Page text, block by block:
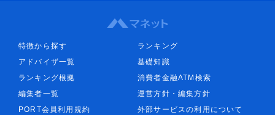
特徴から探す
ランキング
アドバイザ一覧
基礎知識
ランキング根拠
消費者金融ATM検索
編集者一覧
運営方針・編集方針
PORT会員利用規約
外部サービスの利用について